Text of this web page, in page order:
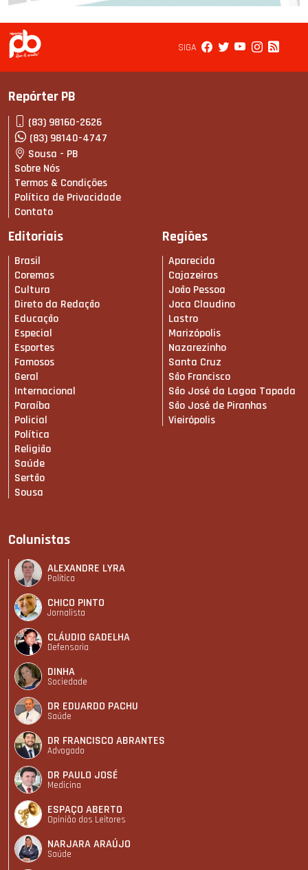
SIGA
Repórter PB
(83) 98160-2626
(83) 98140-4747
Sousa - PB
Sobre Nós
Termos & Condições
Política de Privacidade
Contato
Editoriais
Brasil
Coremas
Cultura
Direto da Redação
Educação
Especial
Esportes
Famosos
Geral
Internacional
Paraíba
Policial
Política
Religião
Saúde
Sertão
Sousa
Regiões
Aparecida
Cajazeiras
João Pessoa
Joca Claudino
Lastro
Marizópolis
Nazarezinho
Santa Cruz
São Francisco
São José da Lagoa Tapada
São José de Piranhas
Vieirópolis
Colunistas
ALEXANDRE LYRA
Política
CHICO PINTO
Jornalista
CLÁUDIO GADELHA
Defensoria
DINHA
Sociedade
DR EDUARDO PACHU
Saúde
DR FRANCISCO ABRANTES
Advogado
DR PAULO JOSÉ
Medicina
ESPAÇO ABERTO
Opinião dos Leitores
NARJARA ARAÚJO
Saúde